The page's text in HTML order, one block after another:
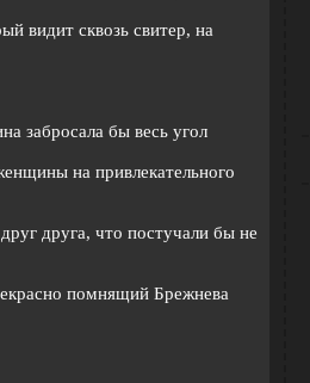
видит сквозь свитер, на
забросала бы весь угол
на привлекательного
друга, что постучали бы не
помнящий Брежнева